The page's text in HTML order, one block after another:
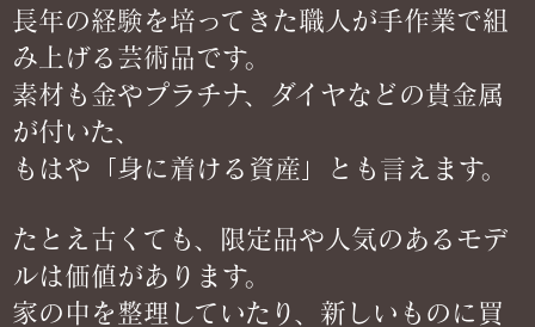
長年の経験を培ってきた職人が手作業で組
み上げる芸術品です。
素材も金やプラチナ、ダイヤなどの貴金属
が付いた、
もはや「身に着ける資産」とも言えます。
たとえ古くても、限定品や人気のあるモデ
ルは価値があります。
家の中を整理していたり、新しいものに買